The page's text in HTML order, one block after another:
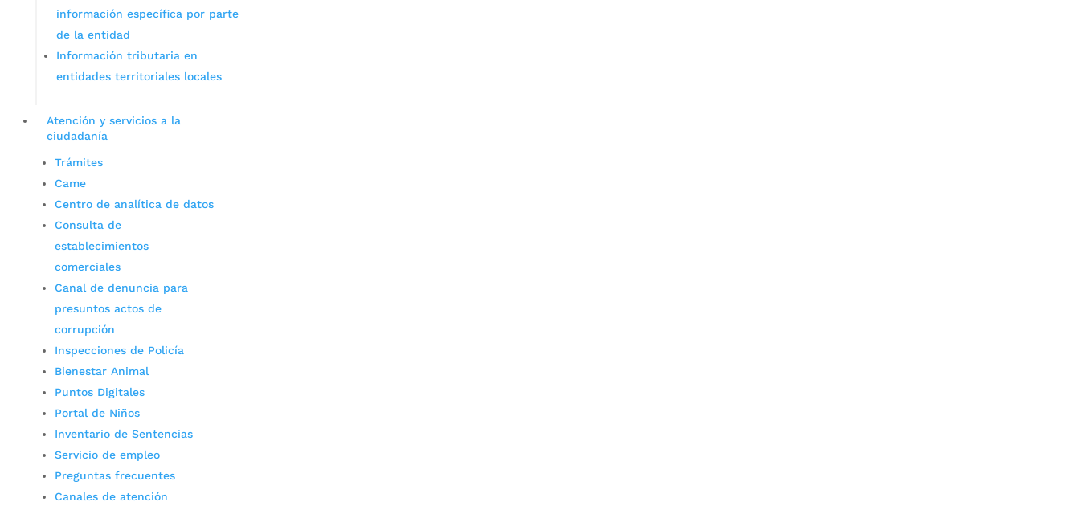
información específica por parte
de la entidad
Información tributaria en
entidades territoriales locales
Atención y servicios a la
ciudadanía
Trámites
Came
Centro de analítica de datos
Consulta de
establecimientos
comerciales
Canal de denuncia para
presuntos actos de
corrupción
Inspecciones de Policía
Bienestar Animal
Puntos Digitales
Portal de Niños
Inventario de Sentencias
Servicio de empleo
Preguntas frecuentes
Canales de atención